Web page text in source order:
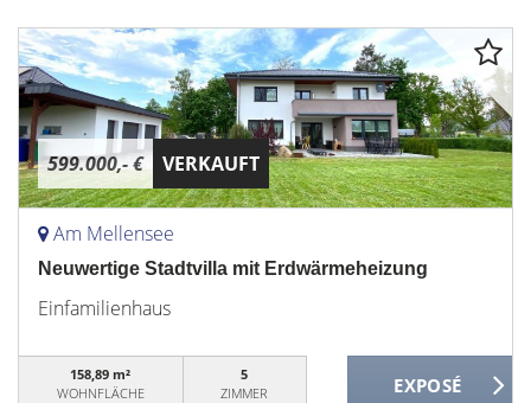
599.000,- € VERKAUFT
Am Mellensee
Neuwertige Stadtvilla mit Erdwärmeheizung
Einfamilienhaus
158,89 m²
WOHNFLÄCHE
5
ZIMMER